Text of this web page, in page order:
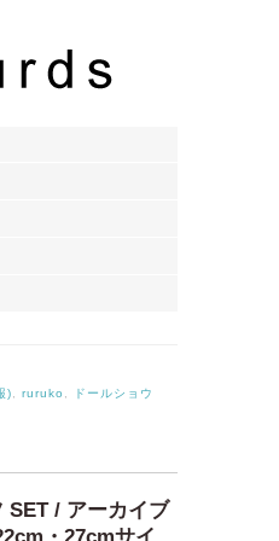
) ruruko ドールショウ
SET / アーカイブ